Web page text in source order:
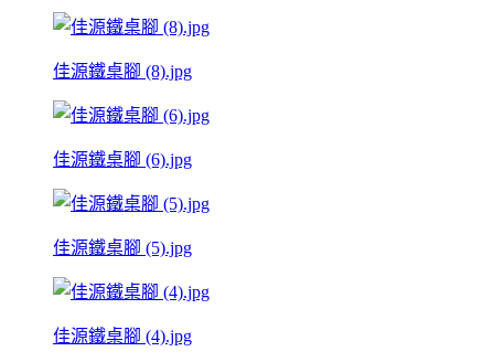
佳源鐵桌腳 (8).jpg
佳源鐵桌腳 (6).jpg
佳源鐵桌腳 (5).jpg
佳源鐵桌腳 (4).jpg